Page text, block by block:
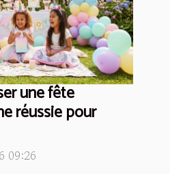
une fête
réussie pour
09:26